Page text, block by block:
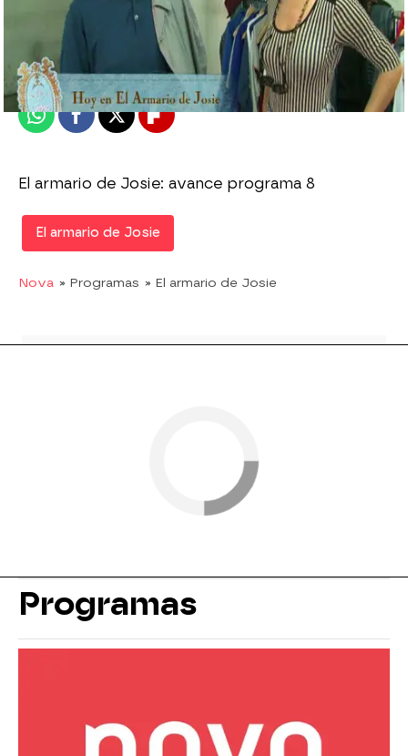
Nova
Publicado:22 de octubre de 2010, 15:23
WhatsappFacebook
X Flipboard
El armario de Josie: avance programa 8
El armario de Josie
Nova » Programas » El armario de Josie
Programas